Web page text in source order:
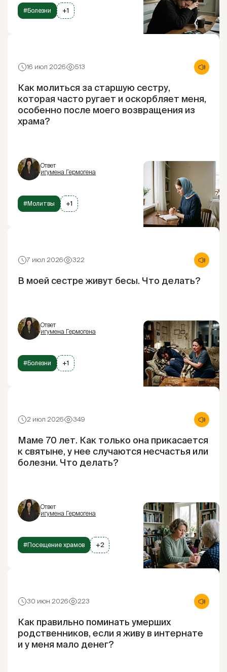
#Болезни +1
16 июл 2026 513
Как молиться за старшую сестру,
которая часто ругает и оскорбляет меня,
особенно после моего возвращения из
храма?
Ответ
игумена Гермогена
#Молитвы +1
7 июл 2026 322
В моей сестре живут бесы. Что делать?
Ответ
игумена Гермогена
#Болезни +1
2 июл 2026 349
Маме 70 лет. Как только она прикасается
к святыне, у нее случаются несчастья или
болезни. Что делать?
Ответ
игумена Гермогена
#Посещение храмов +2
30 июн 2026 223
Как правильно поминать умерших
родственников, если я живу в интернате
и у меня мало денег?